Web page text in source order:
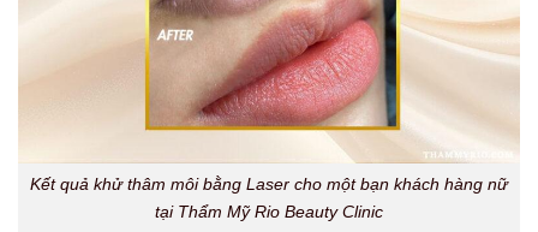
Kết quả khử thâm môi bằng Laser cho một bạn khách hàng nữ
tại Thẩm Mỹ Rio Beauty Clinic